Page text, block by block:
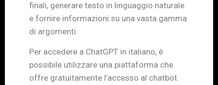
finali, generare testo in linguaggio naturale
e fornire informazioni su una vasta gamma
di argomenti.
Per accedere a ChatGPT in italiano, è
possibile utilizzare una piattaforma che
offre gratuitamente l’accesso al chatbot.